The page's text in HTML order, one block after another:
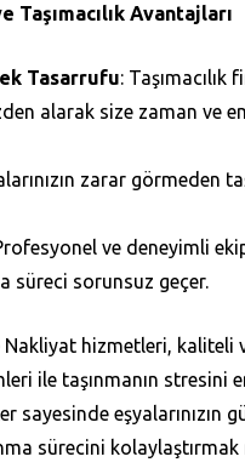
Taşımacılık Avantajları
Tasarrufu: Taşımacılık
alarak size zaman ve
zarar görmeden
ve deneyimli
süreci sorunsuz geçer.
Nakliyat hizmetleri, kaliteli
ile taşınmanın stresini
sayesinde eşyalarınızın
sürecini